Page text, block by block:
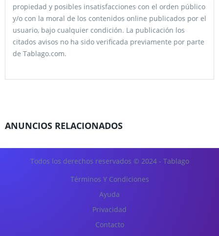
propiedad y posibles insatisfacciones con el orden público
y/o con la moral de los contenidos online publicados por el
usuario, bajo cualquier condición. La publicación los
citados avisos no ha sido verificada previamente por parte
de Tablago.com.
ANUNCIOS RELACIONADOS
Todos los derechos reservados © 2024 - Tablago
Términos Y Condiciones
Ayuda
Privacidad
Contacto